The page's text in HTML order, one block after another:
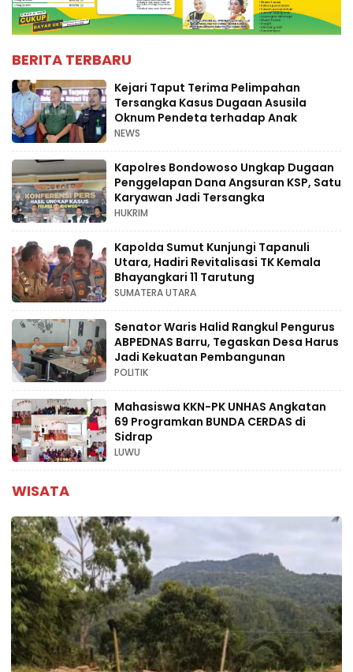
BERITA TERBARU
Kejari Taput Terima Pelimpahan
Tersangka Kasus Dugaan Asusila
Oknum Pendeta terhadap Anak
NEWS
Kapolres Bondowoso Ungkap Dugaan
Penggelapan Dana Angsuran KSP, Satu
Karyawan Jadi Tersangka
HUKRIM
Kapolda Sumut Kunjungi Tapanuli
Utara, Hadiri Revitalisasi TK Kemala
Bhayangkari 11 Tarutung
SUMATERA UTARA
Senator Waris Halid Rangkul Pengurus
ABPEDNAS Barru, Tegaskan Desa Harus
Jadi Kekuatan Pembangunan
POLITIK
Mahasiswa KKN-PK UNHAS Angkatan
69 Programkan BUNDA CERDAS di
Sidrap
LUWU
WISATA